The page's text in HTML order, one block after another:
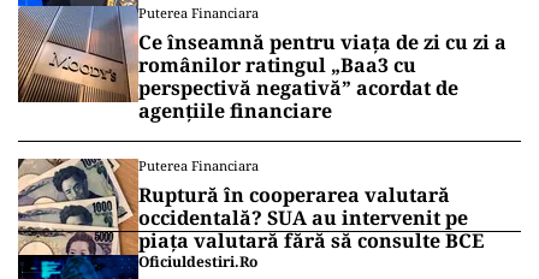
Puterea Financiara
Ce înseamnă pentru viața de zi cu zi a
românilor ratingul „Baa3 cu
perspectivă negativă” acordat de
agențiile financiare
Puterea Financiara
Ruptură în cooperarea valutară
occidentală? SUA au intervenit pe
piața valutară fără să consulte BCE
Oficiuldestiri.ro